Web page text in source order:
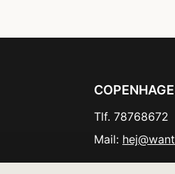
Tlf. 78768672
Mail: